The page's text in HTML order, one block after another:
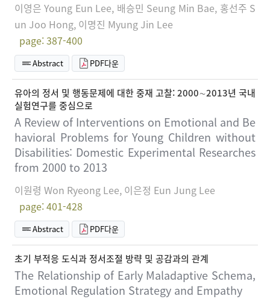
이영은 Young Eun Lee, 배승민 Seung Min Bae, 홍선주 S
un Joo Hong, 이명진 Myung Jin Lee
page: 387-400
Abstract PDF다운
유아의 정서 및 행동문제에 대한 중재 고찰: 2000∼2013년 국내
실험연구를 중심으로
A Review of Interventions on Emotional and Be
havioral Problems for Young Children without
Disabilities: Domestic Experimental Researches
from 2000 to 2013
이원령 Won Ryeong Lee, 이은정 Eun Jung Lee
page: 401-428
Abstract PDF다운
초기 부적응 도식과 정서조절 방략 및 공감과의 관계
The Relationship of Early Maladaptive Schema,
Emotional Regulation Strategy and Empathy